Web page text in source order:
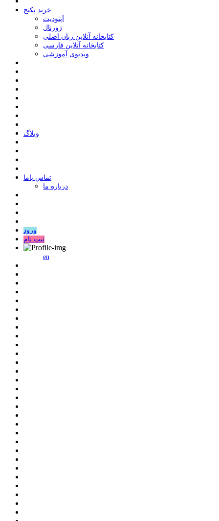
خرید پکیج
ﺁﭘﺘﻮﺩﯾﺖ
ﮊﻭﺭﻧﺎﻝ
کتابخانه آنلاین زبان اصلی
کتابخانه آنلاین فارسی
ویدیوی آموزشی
وبلاگ
ﺗﻤﺎﺱ ﺑﺎﻣﺎ
درباره ما
ورود
ثبت نام
en